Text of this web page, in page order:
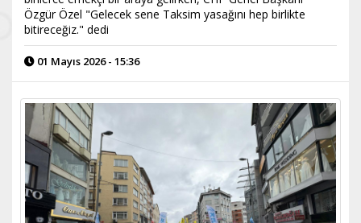
Özgür Özel "Gelecek sene Taksim yasağını hep birlikte
bitireceğiz." dedi
01 Mayıs 2026 - 15:36